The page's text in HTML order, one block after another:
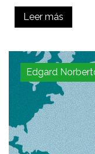
Leer más
Edgard